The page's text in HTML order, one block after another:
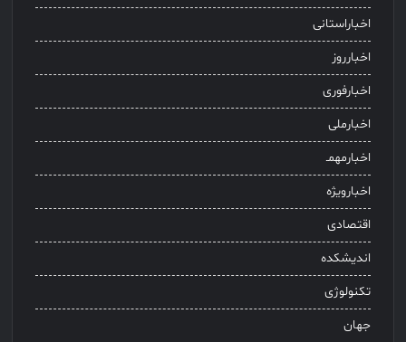
اخباراستانی
اخبارروز
اخبارفوری
اخبارملی
اخبارمهمـ
اخبارویژه
اقتصادی
اندیشکده
تکنولوژی
جهان